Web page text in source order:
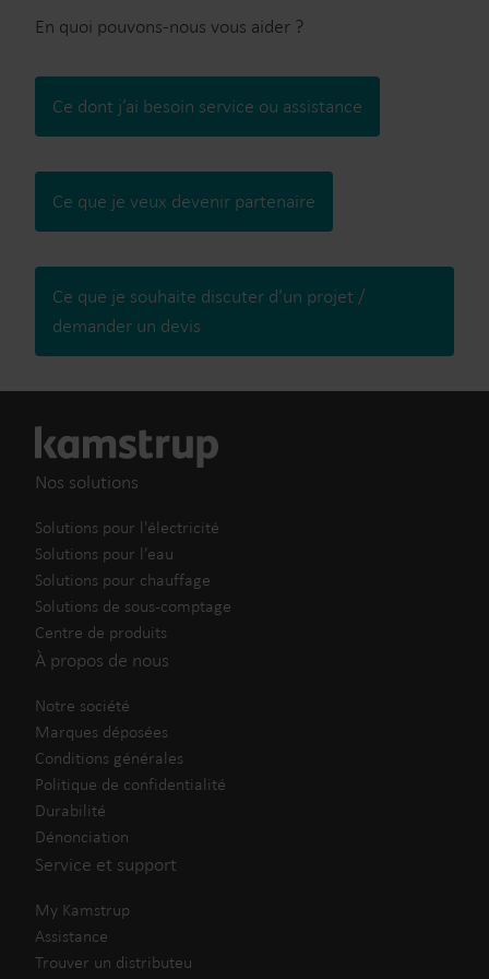
En quoi pouvons-nous vous aider ?
Ce dont j’ai besoin service ou assistance
Ce que je veux devenir partenaire
Ce que je souhaite discuter d’un projet /
demander un devis
Nos solutions
Solutions pour l'électricité
Solutions pour l’eau
Solutions pour chauffage
Solutions de sous-comptage
Centre de produits
À propos de nous
Notre société
Marques déposées
Conditions générales
Politique de confidentialité
Durabilité
Dénonciation
Service et support
My Kamstrup
Assistance
Trouver un distributeu